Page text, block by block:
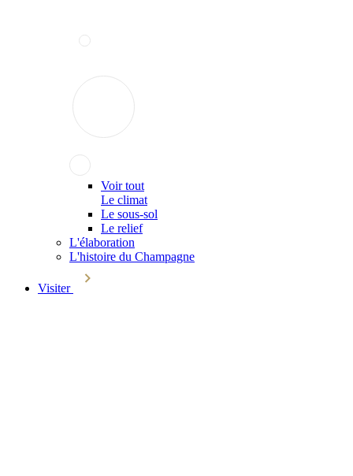
Voir tout
Le climat
Le sous-sol
Le relief
L'élaboration
L'histoire du Champagne
Visiter